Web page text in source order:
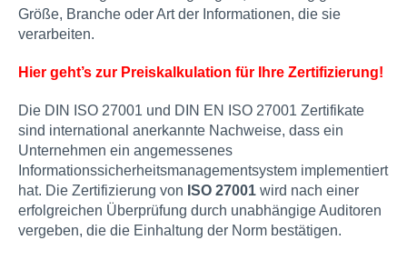
Größe, Branche oder Art der Informationen, die sie
verarbeiten.
Hier geht’s zur Preiskalkulation für Ihre Zertifizierung!
Die DIN ISO 27001 und DIN EN ISO 27001 Zertifikate
sind international anerkannte Nachweise, dass ein
Unternehmen ein angemessenes
Informationssicherheitsmanagementsystem implementiert
hat. Die Zertifizierung von ISO 27001wird nach einer
erfolgreichen Überprüfung durch unabhängige Auditoren
vergeben, die die Einhaltung der Norm bestätigen.